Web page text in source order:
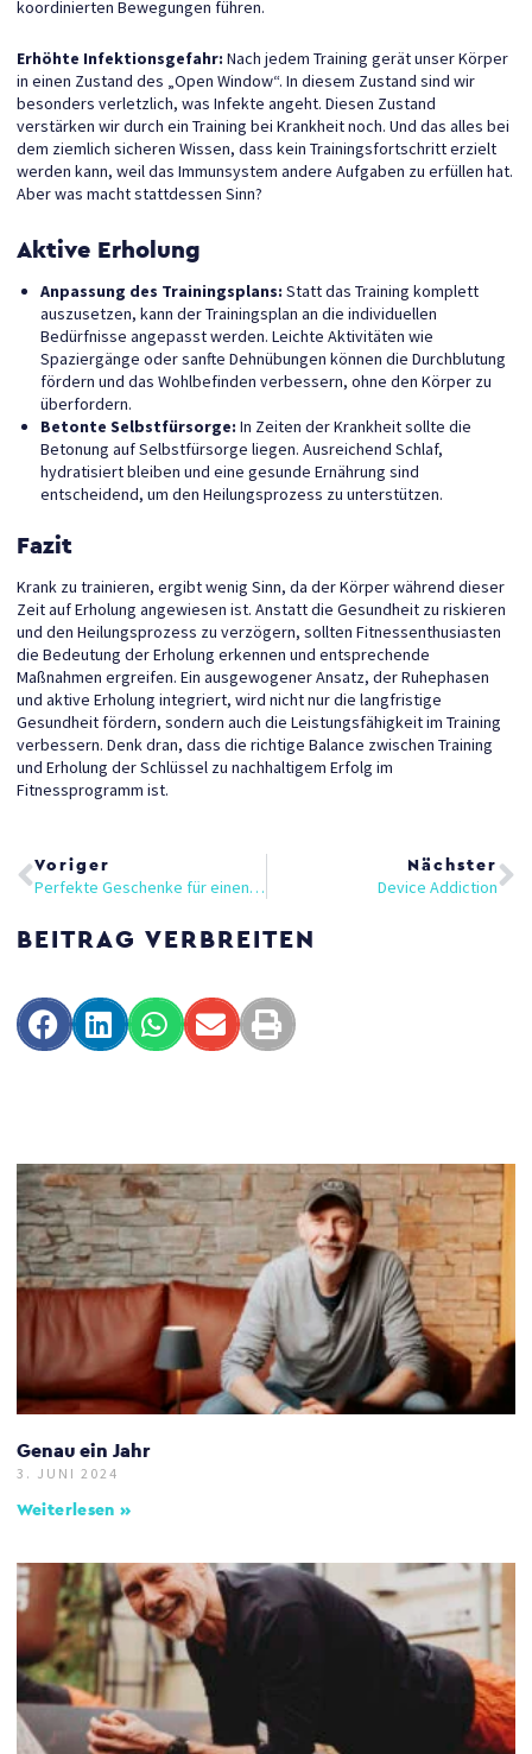
koordinierten Bewegungen führen.
Erhöhte Infektionsgefahr: Nach jedem Training gerät unser Körper
in einen Zustand des „Open Window“. In diesem Zustand sind wir
besonders verletzlich, was Infekte angeht. Diesen Zustand
verstärken wir durch ein Training bei Krankheit noch. Und das alles bei
dem ziemlich sicheren Wissen, dass kein Trainingsfortschritt erzielt
werden kann, weil das Immunsystem andere Aufgaben zu erfüllen hat.
Aber was macht stattdessen Sinn?
Aktive Erholung
Anpassung des Trainingsplans: Statt das Training komplett
auszusetzen, kann der Trainingsplan an die individuellen
Bedürfnisse angepasst werden. Leichte Aktivitäten wie
Spaziergänge oder sanfte Dehnübungen können die Durchblutung
fördern und das Wohlbefinden verbessern, ohne den Körper zu
überfordern.
Betonte Selbstfürsorge: In Zeiten der Krankheit sollte die
Betonung auf Selbstfürsorge liegen. Ausreichend Schlaf,
hydratisiert bleiben und eine gesunde Ernährung sind
entscheidend, um den Heilungsprozess zu unterstützen.
Fazit
Krank zu trainieren, ergibt wenig Sinn, da der Körper während dieser
Zeit auf Erholung angewiesen ist. Anstatt die Gesundheit zu riskieren
und den Heilungsprozess zu verzögern, sollten Fitnessenthusiasten
die Bedeutung der Erholung erkennen und entsprechende
Maßnahmen ergreifen. Ein ausgewogener Ansatz, der Ruhephasen
und aktive Erholung integriert, wird nicht nur die langfristige
Gesundheit fördern, sondern auch die Leistungsfähigkeit im Training
verbessern. Denk dran, dass die richtige Balance zwischen Training
und Erholung der Schlüssel zu nachhaltigem Erfolg im
Fitnessprogramm ist.
Zurück
Voriger
Perfekte Geschenke für einen fitten Start ins Neue Jahr: Trainingspakete, die begeistern
Nächster
Device Addiction
BEITRAG VERBREITEN
Genau ein Jahr
3. JUNI 2024
Weiterlesen »